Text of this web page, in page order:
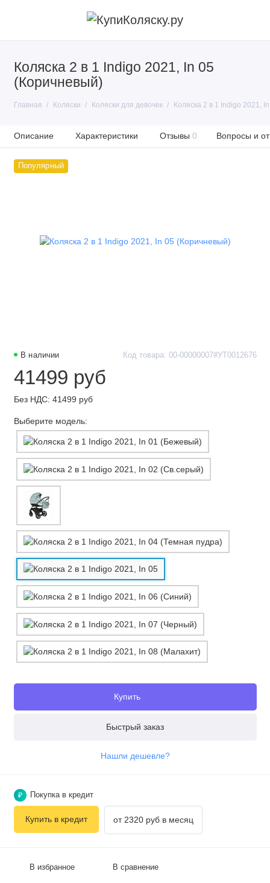
Коляска 2 в 1 Indigo 2021, In 05
(Коричневый)
Главная Коляски Коляски для девочек Коляска 2 в 1 Indigo 2021,
Описание Характеристики Отзывы 0 Вопросы и
Популярный
В наличии Код товара: 00-00000007#УТ0012676
41499 руб
Без НДС: 41499 руб
Выберите модель:
Купить
Быстрый заказ
Нашли дешевле?
В избранное В сравнение
₽ Покупка в кредит
Купить в кредит от 2320 руб в месяц